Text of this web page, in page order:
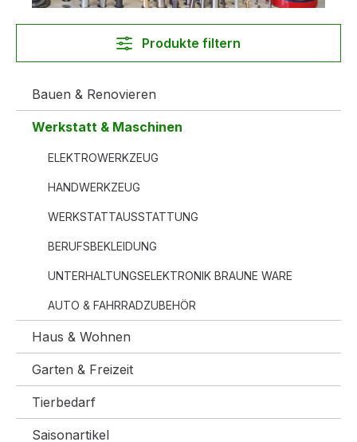
Produkte filtern
Bauen & Renovieren
Werkstatt & Maschinen
ELEKTROWERKZEUG
HANDWERKZEUG
WERKSTATTAUSSTATTUNG
BERUFSBEKLEIDUNG
UNTERHALTUNGSELEKTRONIK BRAUNE WARE
AUTO & FAHRRADZUBEHÖR
Haus & Wohnen
Garten & Freizeit
Tierbedarf
Saisonartikel